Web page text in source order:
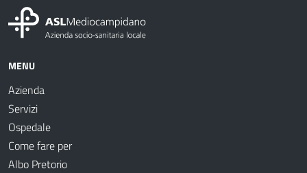
MENU
Azienda
Servizi
Ospedale
Come fare per
Albo Pretorio